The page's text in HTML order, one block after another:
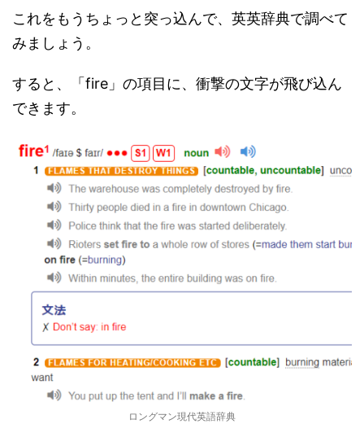
これをもうちょっと突っ込んで、英英辞典で調べて
みましょう。
すると、「fire」の項目に、衝撃の文字が飛び込ん
できます。
ロングマン現代英語辞典